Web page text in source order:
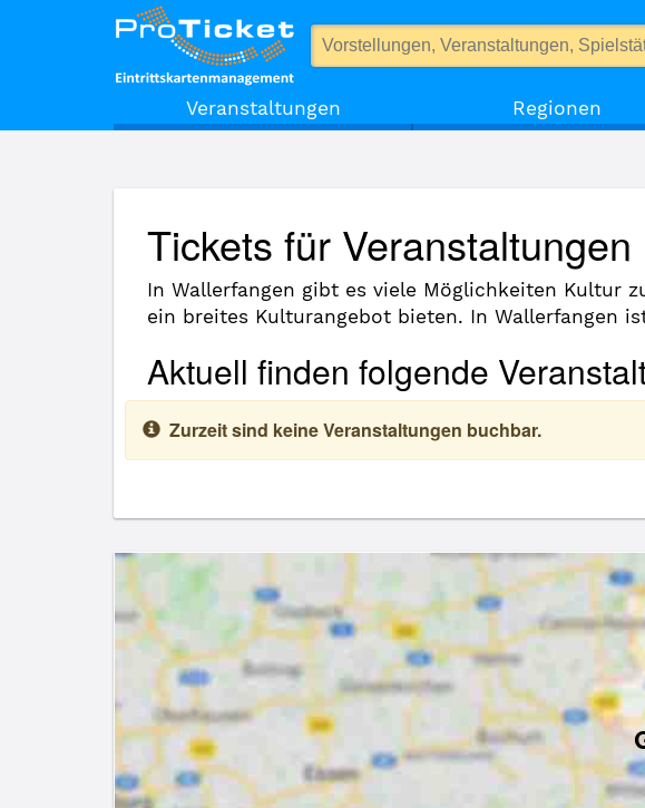
Veranstaltungen Regionen
(12296) Wallerfangen
Tickets für
In Wallerfangen gibt es viele Möglichkeiten Kultur
ein breites Kulturangebot bieten. In Wallerfangen
Aktuell finden folgende
Zurzeit sind keine Veranstaltungen buchbar.